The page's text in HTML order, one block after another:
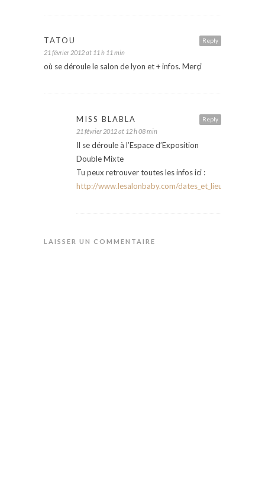
Reply
TATOU
21 février 2012 at 11 h 11 min
où se déroule le salon de lyon et + infos. Merçi
Reply
MISS BLABLA
21 février 2012 at 12 h 08 min
Il se déroule à l’Espace d’Exposition
Double Mixte
Tu peux retrouver toutes les infos ici :
http://www.lesalonbaby.com/dates_et_lieux.html
LAISSER UN COMMENTAIRE